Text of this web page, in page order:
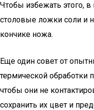
Чтобы избежать этого, в
столовые ложки соли и
кончике ножа.
Еще один совет от
термической
чтобы они не
сохранить их цвет и